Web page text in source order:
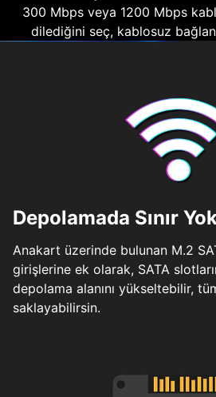
300 Mbps veya 1200 Mbps
dilediğini seç, kablosuz
Depolamada Sınır
Anakart üzerinde bulunan M.2
girişlerine ek olarak, SATA
depolama alanını yükseltebilir,
saklayabilirsin.